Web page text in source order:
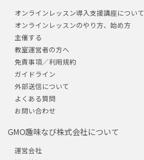
オンラインレッスン導入支援講座について
オンラインレッスンのやり方、始め方
主催する
教室運営者の方へ
免責事項／利用規約
ガイドライン
外部送信について
よくある質問
お問い合わせ
GMO趣味なび株式会社について
運営会社